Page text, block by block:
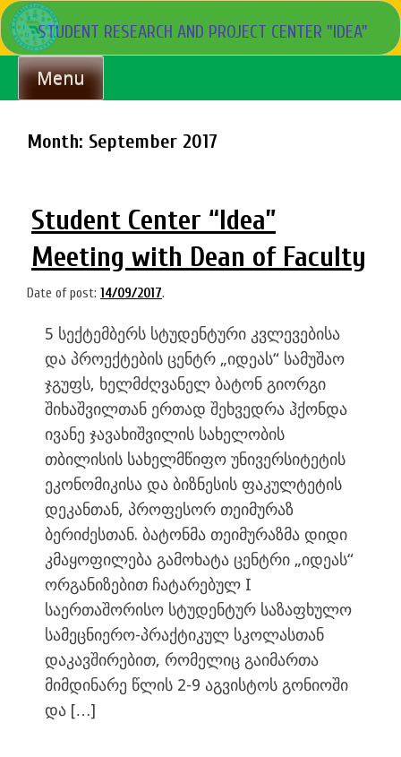
Skip
to
content
STUDENT RESEARCH AND PROJECT CENTER "IDEA"
Menu
Month: September 2017
Student Center “Idea”
Meeting with Dean of Faculty
Date of post: 14/09/2017.
5 სექტემბერს სტუდენტური კვლევებისა
და პროექტების ცენტრ „იდეას“ სამუშაო
ჯგუფს, ხელმძღვანელ ბატონ გიორგი
შიხაშვილთან ერთად შეხვედრა ჰქონდა
ივანე ჯავახიშვილის სახელობის
თბილისის სახელმწიფო უნივერსიტეტის
ეკონომიკისა და ბიზნესის ფაკულტეტის
დეკანთან, პროფესორ თეიმურაზ
ბერიძესთან. ბატონმა თეიმურაზმა დიდი
კმაყოფილება გამოხატა ცენტრი „იდეას“
ორგანიზებით ჩატარებულ I
საერთაშორისო სტუდენტურ საზაფხულო
სამეცნიერო-პრაქტიკულ სკოლასთან
დაკავშირებით, რომელიც გაიმართა
მიმდინარე წლის 2-9 აგვისტოს გონიოში
და […]